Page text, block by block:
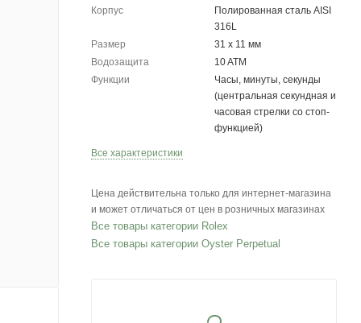
Корпус
Полированная сталь AISI
316L
Размер
31 x 11 мм
Водозащита
10 ATM
Функции
Часы, минуты, секунды
(центральная секундная и
часовая стрелки со стоп-
функцией)
Все характеристики
Цена действительна только для интернет-магазина
и может отличаться от цен в розничных магазинах
Все товары категории Rolex
Все товары категории Oyster Perpetual